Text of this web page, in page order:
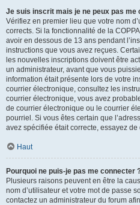
Je suis inscrit mais je ne peux pas me
Vérifiez en premier lieu que votre nom
corrects. Si la fonctionnalité de la
avoir en dessous de 13 ans pendant
instructions que vous avez reçues.
les nouvelles inscriptions doivent être
un administrateur, avant que vous
information était présente lors de votre
courrier électronique, consultez les
courrier électronique, vous avez
de courrier électronique ou le courrier
pourriel. Si vous êtes certain que
avez spécifiée était correcte, essayez
Haut
Pourquoi ne puis-je pas me connecter
Plusieurs raisons peuvent en être la
nom d’utilisateur et votre mot de passe
contactez un administrateur du forum